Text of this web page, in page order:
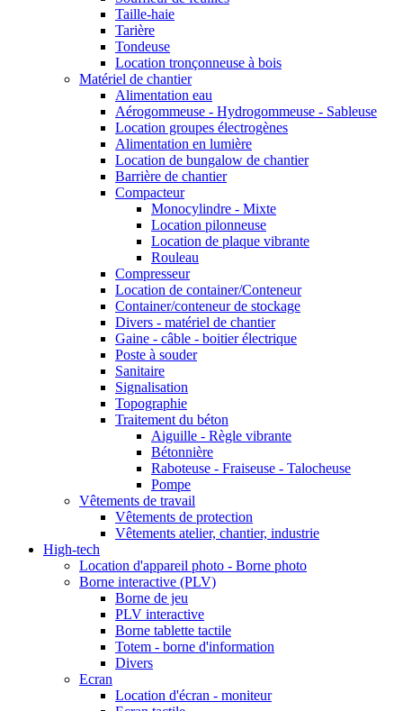
Taille-haie
Tarière
Tondeuse
Location tronçonneuse à bois
Matériel de chantier
Alimentation eau
Aérogommeuse - Hydrogommeuse - Sableuse
Location groupes électrogènes
Alimentation en lumière
Location de bungalow de chantier
Barrière de chantier
Compacteur
Monocylindre - Mixte
Location pilonneuse
Location de plaque vibrante
Rouleau
Compresseur
Location de container/Conteneur
Container/conteneur de stockage
Divers - matériel de chantier
Gaine - câble - boitier électrique
Poste à souder
Sanitaire
Signalisation
Topographie
Traitement du béton
Aiguille - Règle vibrante
Bétonnière
Raboteuse - Fraiseuse - Talocheuse
Pompe
Vêtements de travail
Vêtements de protection
Vêtements atelier, chantier, industrie
High-tech
Location d'appareil photo - Borne photo
Borne interactive (PLV)
Borne de jeu
PLV interactive
Borne tablette tactile
Totem - borne d'information
Divers
Ecran
Location d'écran - moniteur